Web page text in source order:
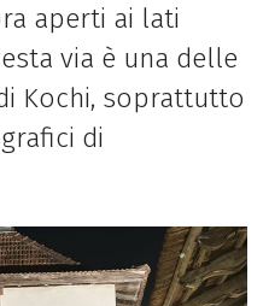
aperti ai lati
via è una delle
Kochi, soprattutto
di